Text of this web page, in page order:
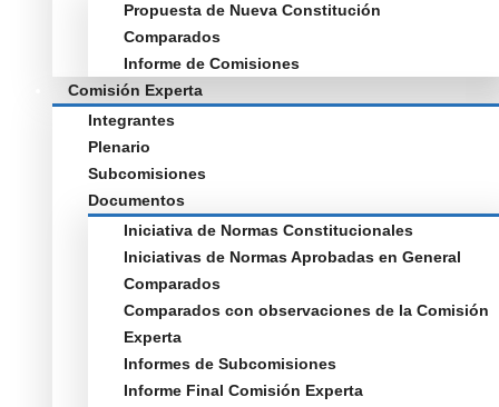
Propuesta de Nueva Constitución
Comparados
Informe de Comisiones
Comisión Experta
Integrantes
Plenario
Subcomisiones
Documentos
Iniciativa de Normas Constitucionales
Iniciativas de Normas Aprobadas en General
Comparados
Comparados con observaciones de la Comisión
Experta
Informes de Subcomisiones
Informe Final Comisión Experta